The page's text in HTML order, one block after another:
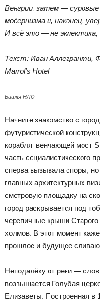
Венгрии, затем — суровые
модернизма и, наконец,
И всё это — не эклектика,
Текст: Иван Аллегранти,
Marrol’s Hotel
Башня НЛО
Начните знакомство с
футуристической
корабля, венчающей мост
часть социалистического
сперва вызывала споры,
главных архитектурных
смотровую площадку на
город раскрывается под
черепичные крыши Старого
холмов. В этот момент
прошлое и будущее
Неподалёку от реки —
возвышается Голубая
Елизаветы. Построенная в